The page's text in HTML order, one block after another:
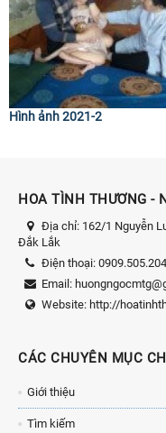
Hình ảnh 2021-2
HOA TÌNH THƯƠNG -
Địa chỉ: 162/1 Nguyễn
Đắk Lắk
Điện thoại: 0909.505.204
Email:
Website: http://
CÁC CHUYÊN MỤC
Giới thiệu
Tìm kiếm